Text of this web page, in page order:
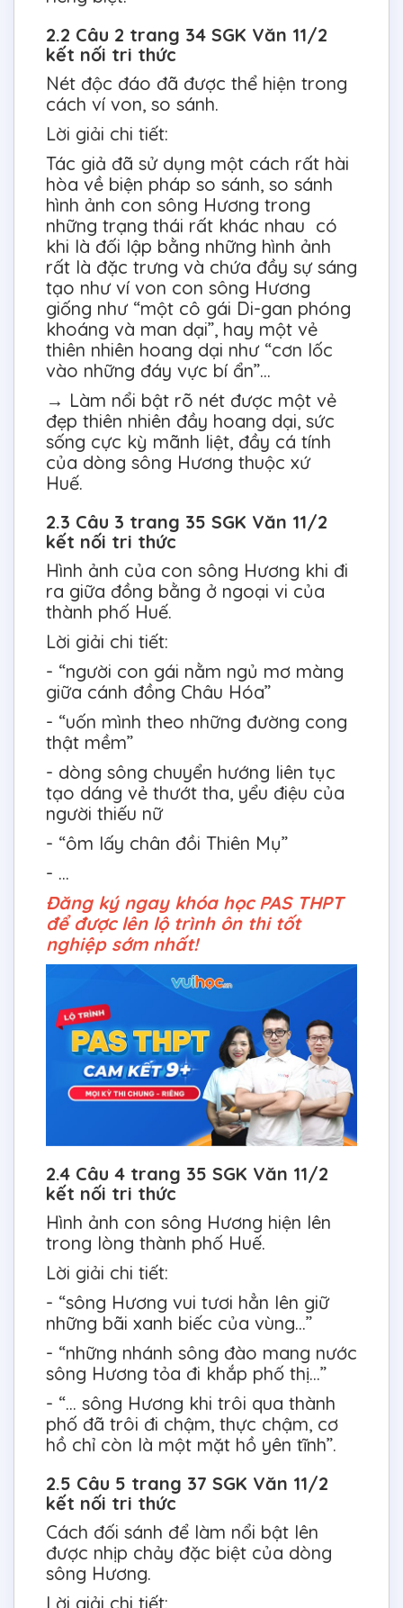
2.2 Câu 2 trang 34 SGK Văn 11/2
kết nối tri thức
Nét độc đáo đã được thể hiện trong
cách ví von, so sánh.
Lời giải chi tiết:
Tác giả đã sử dụng một cách rất hài
hòa về biện pháp so sánh, so sánh
hình ảnh con sông Hương trong
những trạng thái rất khác nhau có
khi là đối lập bằng những hình ảnh
rất là đặc trưng và chứa đầy sự sáng
tạo như ví von con sông Hương
giống như “một cô gái Di-gan phóng
khoáng và man dại”, hay một vẻ
thiên nhiên hoang dại như “cơn lốc
vào những đáy vực bí ẩn”…
→ Làm nổi bật rõ nét được một vẻ
đẹp thiên nhiên đầy hoang dại, sức
sống cực kỳ mãnh liệt, đầy cá tính
của dòng sông Hương thuộc xứ
Huế.
2.3 Câu 3 trang 35 SGK Văn 11/2
kết nối tri thức
Hình ảnh của con sông Hương khi đi
ra giữa đồng bằng ở ngoại vi của
thành phố Huế.
Lời giải chi tiết:
- “người con gái nằm ngủ mơ màng
giữa cánh đồng Châu Hóa”
- “uốn mình theo những đường cong
thật mềm”
- dòng sông chuyển hướng liên tục
tạo dáng vẻ thướt tha, yểu điệu của
người thiếu nữ
- “ôm lấy chân đồi Thiên Mụ”
- …
Đăng ký ngay khóa học PAS THPT
để được lên lộ trình ôn thi tốt
nghiệp sớm nhất!
2.4 Câu 4 trang 35 SGK Văn 11/2
kết nối tri thức
Hình ảnh con sông Hương hiện lên
trong lòng thành phố Huế.
Lời giải chi tiết:
- “sông Hương vui tươi hẳn lên giữ
những bãi xanh biếc của vùng…”
- “những nhánh sông đào mang nước
sông Hương tỏa đi khắp phố thị…”
- “… sông Hương khi trôi qua thành
phố đã trôi đi chậm, thực chậm, cơ
hồ chỉ còn là một mặt hồ yên tĩnh”.
2.5 Câu 5 trang 37 SGK Văn 11/2
kết nối tri thức
Cách đối sánh để làm nổi bật lên
được nhịp chảy đặc biệt của dòng
sông Hương.
Lời giải chi tiết: